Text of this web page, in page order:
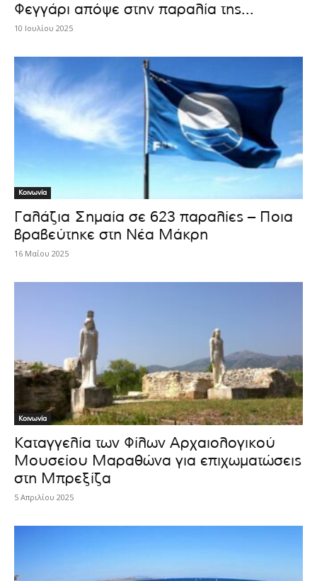
Φεγγάρι απόψε στην παραλία της...
10 Ιουλίου 2025
Κοινωνία
Γαλάζια Σημαία σε 623 παραλίες – Ποια
βραβεύτηκε στη Νέα Μάκρη
16 Μαΐου 2025
Κοινωνία
Καταγγελία των Φίλων Αρχαιολογικού
Μουσείου Μαραθώνα για επιχωματώσεις
στη Μπρεξίζα
5 Απριλίου 2025